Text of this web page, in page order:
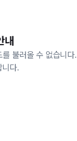
내
불러올 수 없습니다.
니다.